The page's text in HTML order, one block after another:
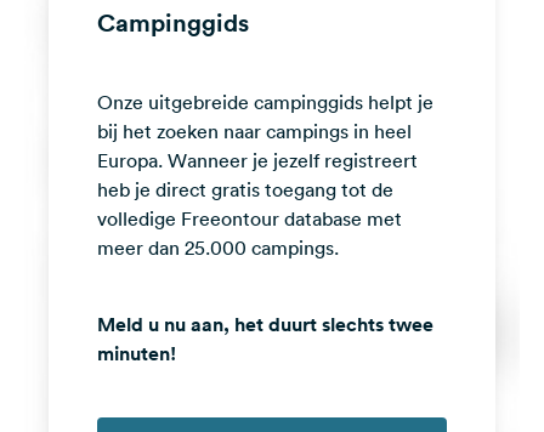
Facebook
Instagram
Campinggids
Onze uitgebreide campinggids helpt je
bij het zoeken naar campings in heel
Europa. Wanneer je jezelf registreert
heb je direct gratis toegang tot de
volledige Freeontour database met
meer dan 25.000 campings.
Meld u nu aan, het duurt slechts twee
minuten!